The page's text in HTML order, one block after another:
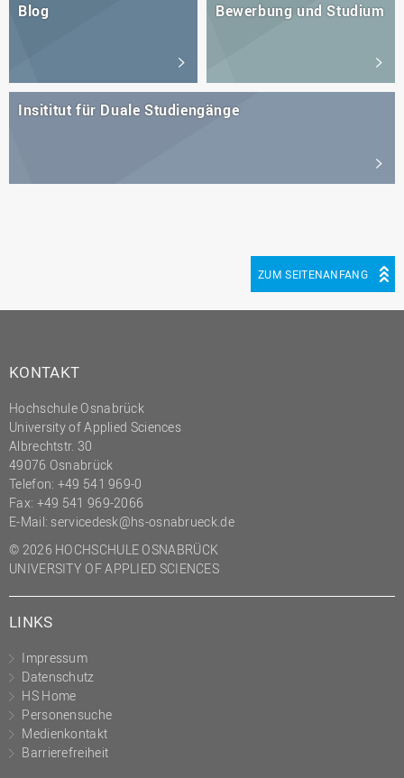
Blog Bewerbung und Studium
Insititut für Duale Studiengänge
ZUM SEITENANFANG
KONTAKT
Hochschule Osnabrück
University of Applied Sciences
Albrechtstr. 30
49076 Osnabrück
Telefon: +49 541 969-0
Fax: +49 541 969-2066
E-Mail: servicedesk@hs-osnabrueck.de
© 2026 HOCHSCHULE OSNABRÜCK
UNIVERSITY OF APPLIED SCIENCES
LINKS
Impressum
Datenschutz
HS Home
Personensuche
Medienkontakt
Barrierefreiheit